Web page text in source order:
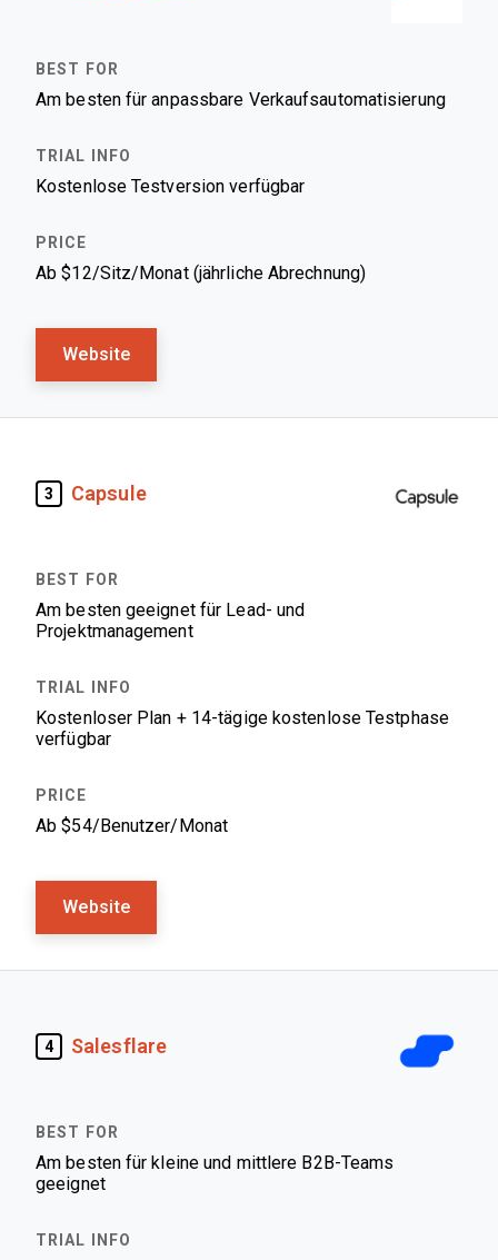
Am besten für anpassbare Verkaufsautomatisierung
Kostenlose Testversion verfügbar
Ab $12/Sitz/Monat (jährliche Abrechnung)
Website
3 Capsule
Am besten geeignet für Lead- und
Projektmanagement
Kostenloser Plan + 14-tägige kostenlose Testphase
verfügbar
Ab $54/Benutzer/Monat
Website
4 Salesflare
Am besten für kleine und mittlere B2B-Teams
geeignet